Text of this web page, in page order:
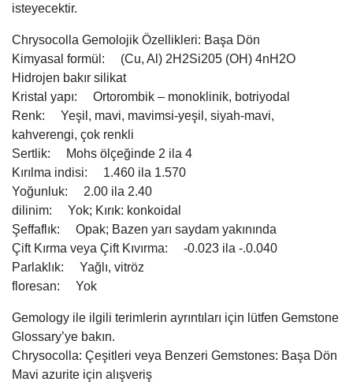
isteyecektir.
Chrysocolla Gemolojik Özellikleri: Başa Dön
Kimyasal formül: (Cu, Al) 2H2Si205 (OH) 4nH2O
Hidrojen bakır silikat
Kristal yapı: Ortorombik – monoklinik, botriyodal
Renk: Yeşil, mavi, mavimsi-yeşil, siyah-mavi,
kahverengi, çok renkli
Sertlik: Mohs ölçeğinde 2 ila 4
Kırılma indisi: 1.460 ila 1.570
Yoğunluk: 2.00 ila 2.40
dilinim: Yok; Kırık: konkoidal
Şeffaflık: Opak; Bazen yarı saydam yakınında
Çift Kırma veya Çift Kıvırma: -0.023 ila -.0.040
Parlaklık: Yağlı, vitröz
floresan: Yok
Gemology ile ilgili terimlerin ayrıntıları için lütfen Gemstone
Glossary’ye bakın.
Chrysocolla: Çeşitleri veya Benzeri Gemstones: Başa Dön
Mavi azurite için alışveriş